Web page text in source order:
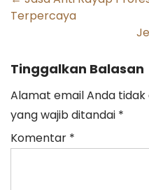
navigation
Terpercaya
Tinggalkan Balasan
Alamat email Anda tidak
yang wajib ditandai *
Komentar *